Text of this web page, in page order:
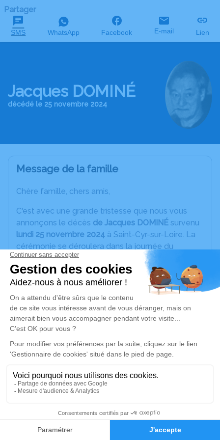
Faire-part Hommages
Partager
SMS WhatsApp Facebook E-mail Lien
Jacques DOMINÉ
décédé le 25 novembre 2024
Message de la famille
Chère famille, chers amis,
C'est avec une grande tristesse que nous vous
annonçons le décès de Jacques DOMINÉ survenu
lundi 25 novembre 2024 à Saint-Cyr-sur-Loire. La
cérémonie se déroulera dans la journée du
vendredi 06 décembre 2024.
À 10h30, aura lieu une messe à l'adresse suivante :
Eglise Sainte Geneviève 7 rue des Halles - 37230
Luynes.
Dans un second temps, une cérémonie laïque
d’une heure suivie d’une crémation se tiendra à
37320 Esvres-Sur-Indre.
Si vous le souhaitez, vous pouvez laisser sur cette
page vos condoléances ou le souvenir d’un
Merci à tous pour le soutien déjà apporté et à tous
ceux qui auront une pensée pour papa le 6